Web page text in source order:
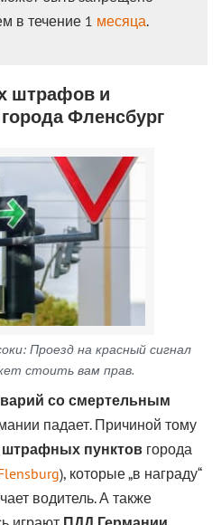
в течение 1 месяца.
штрафов и
Фленсбург
Проезд на красный сигнал
стоить вам прав.
со смертельным
падает. Причиной тому
штрафных пунктов города
), которые „в награду“
водитель. А также